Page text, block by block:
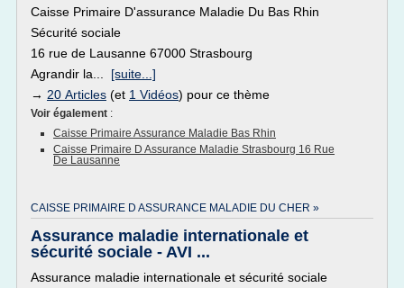
Caisse Primaire D'assurance Maladie Du Bas Rhin
Sécurité sociale
16 rue de Lausanne 67000 Strasbourg
Agrandir la... [suite...]
→ 20 Articles (et 1 Vidéos) pour ce thème
Voir également :
Caisse Primaire Assurance Maladie Bas Rhin
Caisse Primaire D Assurance Maladie Strasbourg 16 Rue
De Lausanne
CAISSE PRIMAIRE D ASSURANCE MALADIE DU CHER »
Assurance maladie internationale et
sécurité sociale - AVI ...
Assurance maladie internationale et sécurité sociale